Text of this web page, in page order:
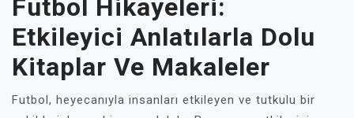
Futbol Hikayeleri:
Etkileyici Anlatılarla Dolu
Kitaplar Ve Makaleler
Futbol, heyecanıyla insanları etkileyen ve tutkulu bir